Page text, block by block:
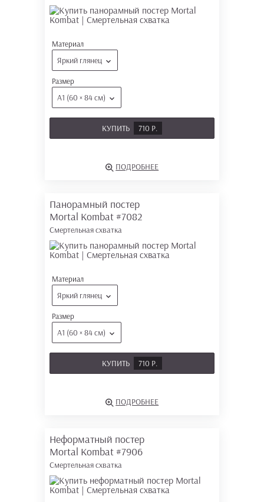
Материал
Яркий глянец
Размер
А1 (60 × 84 см)
КУПИТЬ 710 Р.
ПОДРОБНЕЕ
Панорамный постер
Mortal Kombat #7082
Смертельная схватка
Материал
Яркий глянец
Размер
А1 (60 × 84 см)
КУПИТЬ 710 Р.
ПОДРОБНЕЕ
Неформатный постер
Mortal Kombat #7906
Смертельная схватка